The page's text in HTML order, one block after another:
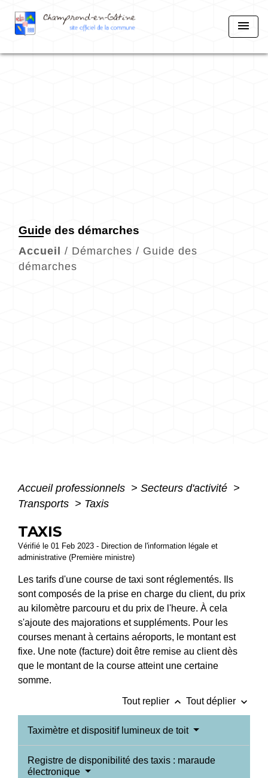
menu
Guide des démarches
Accueil / Démarches / Guide des
démarches
Accueil professionnels > Secteurs d'activité >
Transports > Taxis
TAXIS
Vérifié le 01 Feb 2023 - Direction de l'information légale et
administrative (Première ministre)
Les tarifs d'une course de taxi sont réglementés. Ils
sont composés de la prise en charge du client, du prix
au kilomètre parcouru et du prix de l'heure. À cela
s'ajoute des majorations et suppléments. Pour les
courses menant à certains aéroports, le montant est
fixe. Une note (facture) doit être remise au client dès
que le montant de la course atteint une certaine
somme.
Tout replier keyboard_arrow_up Tout déplier keyboard_arrow_down
Taximètre et dispositif lumineux de toit
Registre de disponibilité des taxis : maraude
électronique